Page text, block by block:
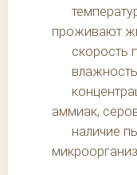
проживают
скорость
аммиак,
наличие